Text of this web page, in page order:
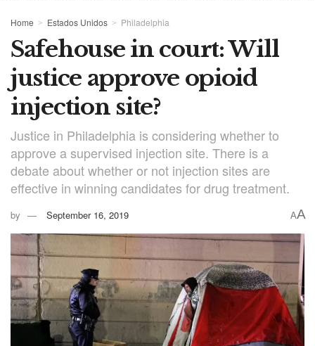
Home Estados Unidos Philadelphia
Safehouse in court: Will
justice approve opioid
injection site?
Justice in Philadelphia is considering whether to
approve a supervised injection site. There is a
debate about whether or not injection sites are
effective in winning candidates for drug treatment.
by September 16, 2019 AA